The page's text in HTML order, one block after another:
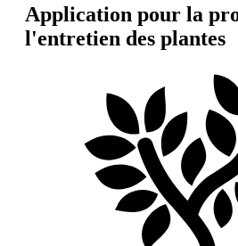
Application pour la
l'entretien des plantes